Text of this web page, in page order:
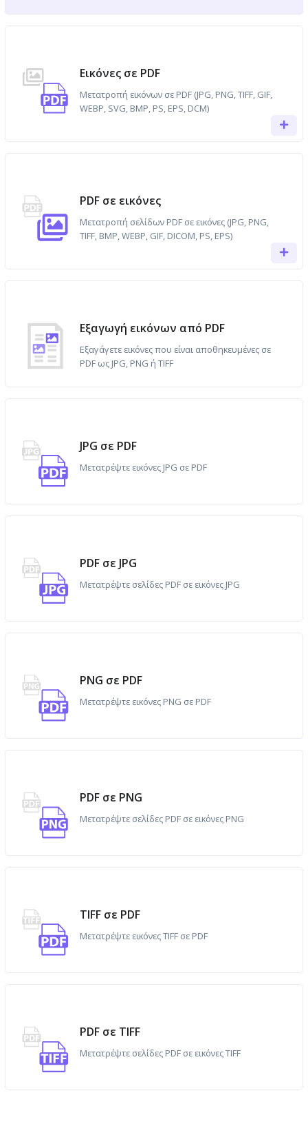
Εικόνες σε PDF
Μετατροπή εικόνων σε PDF (JPG, PNG, TIFF, GIF,
WEBP, SVG, BMP, PS, EPS, DCM)
PDF σε εικόνες
Μετατροπή σελίδων PDF σε εικόνες (JPG, PNG,
TIFF, BMP, WEBP, GIF, DICOM, PS, EPS)
Εξαγωγή εικόνων από PDF
Εξαγάγετε εικόνες που είναι αποθηκευμένες σε
PDF ως JPG, PNG ή TIFF
JPG σε PDF
Μετατρέψτε εικόνες JPG σε PDF
PDF σε JPG
Μετατρέψτε σελίδες PDF σε εικόνες JPG
PNG σε PDF
Μετατρέψτε εικόνες PNG σε PDF
PDF σε PNG
Μετατρέψτε σελίδες PDF σε εικόνες PNG
TIFF σε PDF
Μετατρέψτε εικόνες TIFF σε PDF
PDF σε TIFF
Μετατρέψτε σελίδες PDF σε εικόνες TIFF